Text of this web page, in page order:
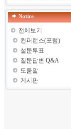
Notice
전체보기
컨퍼런스(포럼)
설문투표
질문답변 Q&A
도움말
게시판